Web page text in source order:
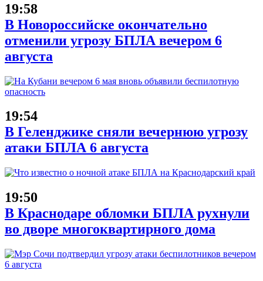
19:58
В Новороссийске окончательно
отменили угрозу БПЛА вечером 6
августа
19:54
В Геленджике сняли вечернюю угрозу
атаки БПЛА 6 августа
19:50
В Краснодаре обломки БПЛА рухнули
во дворе многоквартирного дома